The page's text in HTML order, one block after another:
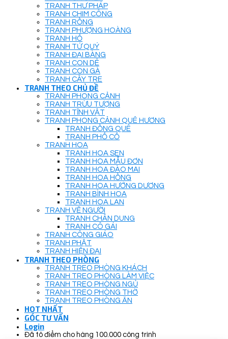
TRANH THƯ PHÁP
TRANH CHIM CÔNG
TRANH RỒNG
TRANH PHƯỢNG HOÀNG
TRANH HỔ
TRANH TỨ QUÝ
TRANH ĐẠI BÀNG
TRANH CON DÊ
TRANH CON GÀ
TRANH CÂY TRE
TRANH THEO CHỦ ĐỀ
TRANH PHONG CẢNH
TRANH TRỪU TƯỢNG
TRANH TĨNH VẬT
TRANH PHONG CẢNH QUÊ HƯƠNG
TRANH ĐỒNG QUÊ
TRANH PHỐ CỔ
TRANH HOA
TRANH HOA SEN
TRANH HOA MẪU ĐƠN
TRANH HOA ĐÀO MAI
TRANH HOA HỒNG
TRANH HOA HƯỚNG DƯƠNG
TRANH BÌNH HOA
TRANH HOA LAN
TRANH VẼ NGƯỜI
TRANH CHÂN DUNG
TRANH CÔ GÁI
TRANH CÔNG GIÁO
TRANH PHẬT
TRANH HIỆN ĐẠI
TRANH THEO PHÒNG
TRANH TREO PHÒNG KHÁCH
TRANH TREO PHÒNG LÀM VIỆC
TRANH TREO PHÒNG NGỦ
TRANH TREO PHÒNG THỜ
TRANH TREO PHÒNG ĂN
HOT NHẤT
GÓC TƯ VẤN
Login
Đã tô điểm cho hàng 100.000 công trình